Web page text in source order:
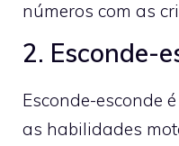
números com as
2. Esconde-
Esconde-esconde
as habilidades